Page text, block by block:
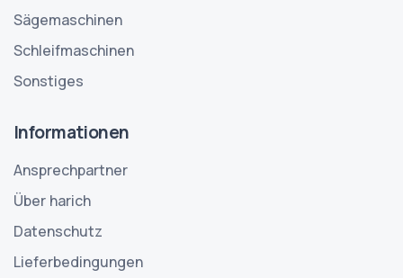
Sägemaschinen
Schleifmaschinen
Sonstiges
Informationen
Ansprechpartner
Über harich
Datenschutz
Lieferbedingungen